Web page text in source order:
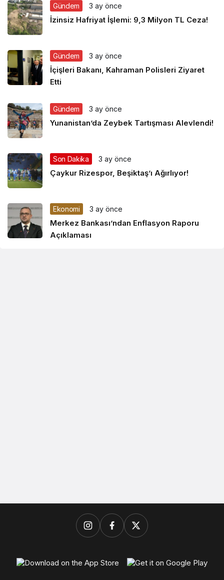
Gündem 3 ay önce
İzinsiz Hafriyat İşlemi: 9,3 Milyon TL Ceza!
Gündem 3 ay önce
İçişleri Bakanı, Kahraman Polisleri Ziyaret
Etti
Gündem 3 ay önce
Yunanistan’da Zeybek Tartışması Alevlendi!
Son Dakika 3 ay önce
Çaykur Rizespor, Beşiktaş’ı Ağırlıyor!
Ekonomi 3 ay önce
Merkez Bankası’ndan Enflasyon Raporu
Açıklaması